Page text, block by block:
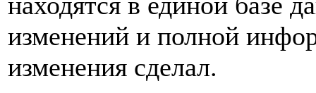
изменений и полной
изменения сделал.